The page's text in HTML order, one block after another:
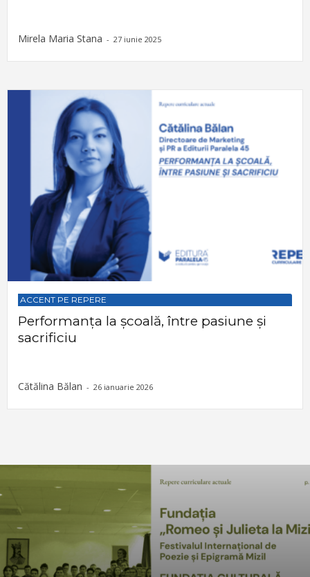
Mirela Maria Stana - 27 iunie 2025
ACCENT PE REPERE
Performanța la școală, între pasiune și
sacrificiu
Cătălina Bălan - 26 ianuarie 2026